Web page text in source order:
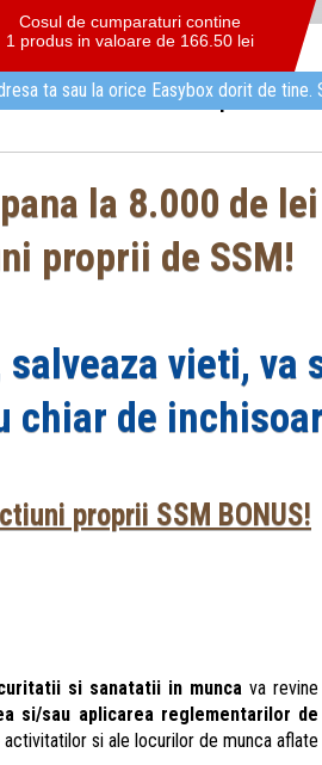
ta sau la orice Easybox dorit de
Ghid complet
la 8.000 de
proprii de SSM!
vieti, va
chiar de
proprii SSM BONUS!
si sanatatii in munca va revine
si/sau aplicarea reglementarilor de
si ale locurilor de munca aflate
Cosul de cumparaturi contine
1 produs in valoare de 166.50 lei